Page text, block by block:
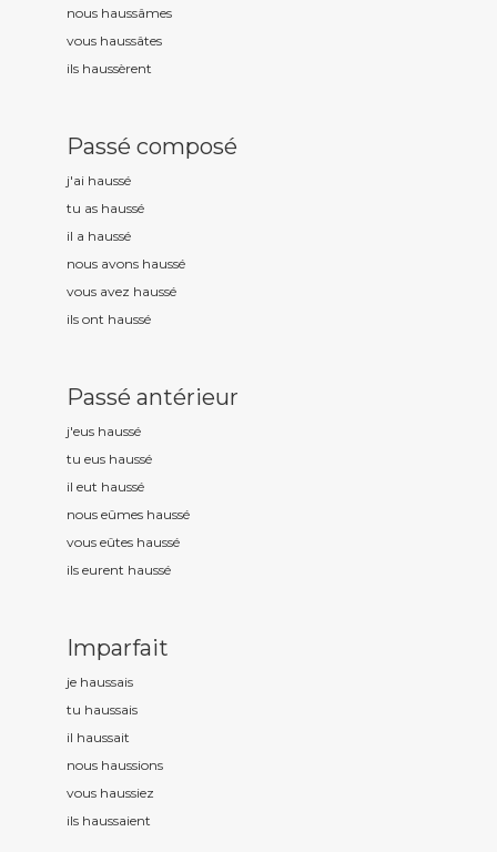
nous haussâmes
vous haussâtes
ils haussèrent
Passé composé
j'ai haussé
tu as haussé
il a haussé
nous avons haussé
vous avez haussé
ils ont haussé
Passé antérieur
j'eus haussé
tu eus haussé
il eut haussé
nous eûmes haussé
vous eûtes haussé
ils eurent haussé
Imparfait
je haussais
tu haussais
il haussait
nous haussions
vous haussiez
ils haussaient